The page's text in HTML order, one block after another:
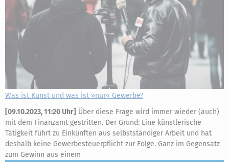
Was ist Kunst und was ist »nur« Gewerbe?
[09.10.2023, 11:20 Uhr] Über diese Frage wird immer wieder (auch)
mit dem Finanzamt gestritten. Der Grund: Eine künstlerische
Tätigkeit führt zu Einkünften aus selbstständiger Arbeit und hat
deshalb keine Gewerbesteuerpflicht zur Folge. Ganz im Gegensatz
zum Gewinn aus einem